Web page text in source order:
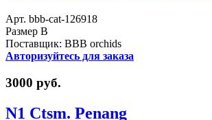
Арт. bbb-cat-126918
Размер B
Поставщик: BBB orchids
Авторизуйтесь для заказа
3000 руб.
N1 Ctsm. Penang